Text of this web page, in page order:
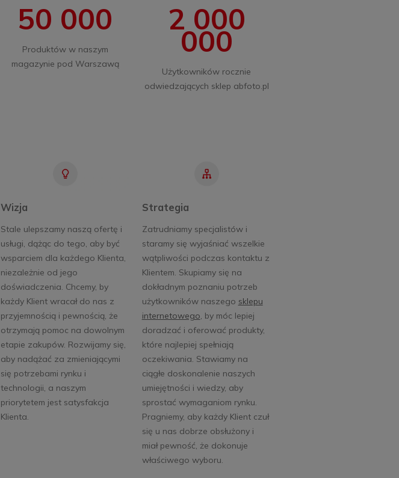
50 000
Produktów w naszym
magazynie pod Warszawą
2 000
000
Użytkowników rocznie
odwiedzających sklep abfoto.pl
Wizja
Stale ulepszamy naszą ofertę i
usługi, dążąc do tego, aby być
wsparciem dla każdego Klienta,
niezależnie od jego
doświadczenia. Chcemy, by
każdy Klient wracał do nas z
przyjemnością i pewnością, że
otrzymają pomoc na dowolnym
etapie zakupów. Rozwijamy się,
aby nadążać za zmieniającymi
się potrzebami rynku i
technologii, a naszym
priorytetem jest satysfakcja
Klienta.
Strategia
Zatrudniamy specjalistów i
staramy się wyjaśniać wszelkie
wątpliwości podczas kontaktu z
Klientem. Skupiamy się na
dokładnym poznaniu potrzeb
użytkowników naszego sklepu
internetowego, by móc lepiej
doradzać i oferować produkty,
które najlepiej spełniają
oczekiwania. Stawiamy na
ciągłe doskonalenie naszych
umiejętności i wiedzy, aby
sprostać wymaganiom rynku.
Pragniemy, aby każdy Klient czuł
się u nas dobrze obsłużony i
miał pewność, że dokonuje
właściwego wyboru.